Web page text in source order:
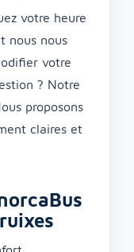
votre heure
nous nous
votre
? Notre
proposons
claires et